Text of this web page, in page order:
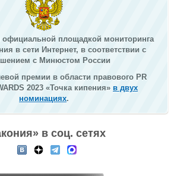
официальной площадкой мониторинга
в сети Интернет, в соответствии с
с Минюстом России
премии в области правового PR
2023 «Точка кипения» в двух
номинациях.
в соц. сетях